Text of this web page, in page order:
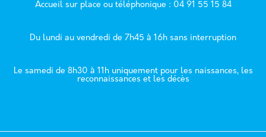
Accueil sur place ou téléphonique : 04 91 55 15 84
Du lundi au vendredi de 7h45 à 16h sans interruption
Le samedi de 8h30 à 11h uniquement pour les naissances, les
reconnaissances et les décès